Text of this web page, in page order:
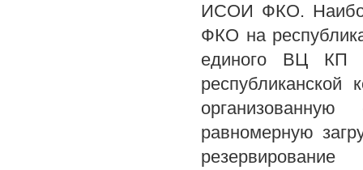
ИСОИ ФКО.
ФКО на
единого ВЦ КП
равномерную